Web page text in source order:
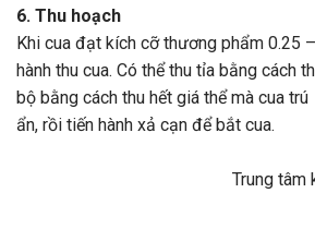
6. Thu hoạch
Khi cua đạt kích cỡ thương phẩm 0.25
hành thu cua. Có thể thu tỉa bằng cách
bộ bằng cách thu hết giá thể mà cua trú
ẩn, rồi tiến hành xả cạn để bắt cua.
Vũ Thị
Trung tâm